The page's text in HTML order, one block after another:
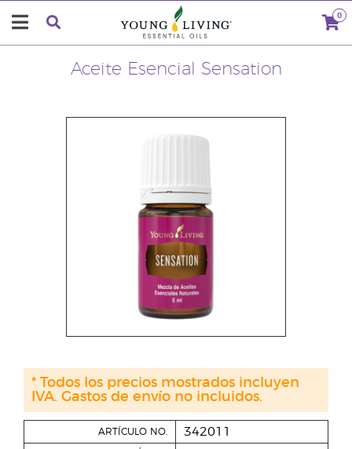
0
Aceite Esencial Sensation
ARTÍCULO NO. 342011
* Todos los precios mostrados incluyen
IVA. Gastos de envío no incluidos.